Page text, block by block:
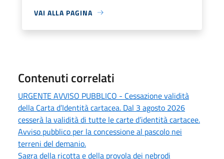
VAI ALLA PAGINA
Contenuti correlati
URGENTE AVVISO PUBBLICO - Cessazione validità
della Carta d’Identità cartacea. Dal 3 agosto 2026
cesserà la validità di tutte le carte d’identità cartacee.
Avviso pubblico per la concessione al pascolo nei
terreni del demanio.
Sagra della ricotta e della provola dei nebrodi